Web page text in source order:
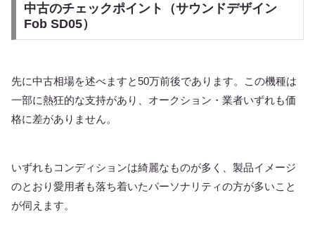
中古のチェックポイント（サウンドデザイン
Fob SD05）
先に中古相場を述べますと50万前後であります。この機種は
一部に熱狂的な支持があり、オークション・業者いずれも価
格に差がありません。
いずれもコンディションは綺麗なものが多く、製品イメージ
のとおり愛用者も落ち着いたパーソナリティの方が多いこと
が伺えます。